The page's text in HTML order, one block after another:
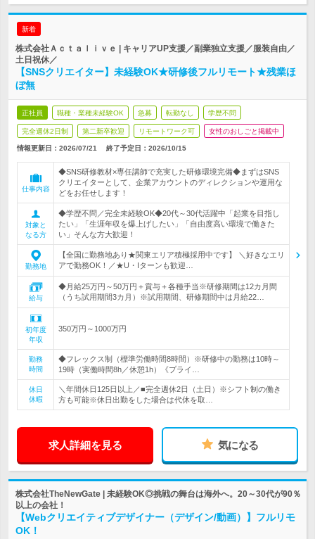
新着
株式会社Ａｃｔａｌｉｖｅ | キャリアUP支援／副業独立支援／服装自由／
土日祝休／
【SNSクリエイター】未経験OK★研修後フルリモート★残業ほ
ぼ無
正社員 職種・業種未経験OK 急募 転勤なし 学歴不問
完全週休2日制 第二新卒歓迎 リモートワーク可 女性のおしごと掲載中
情報更新日：2026/07/21 終了予定日： 2026/10/15
仕事内容
◆SNS研修教材×専任講師で充実した研修環境完備◆まずはSNS
クリエイターとして、企業アカウントのディレクションや運用な
どをお任せします！
対象と
なる方
◆学歴不問／完全未経験OK◆20代～30代活躍中「起業を目指し
たい」「生涯年収を爆上げしたい」「自由度高い環境で働きた
い」そんな方大歓迎！
勤務地
【全国に勤務地あり★関東エリア積極採用中です】 ＼好きなエリ
アで勤務OK！／★U・Iターンも歓迎…
給与
◆月給25万円～50万円＋賞与＋各種手当※研修期間は12カ月間
（うち試用期間3カ月）※試用期間、研修期間中は月給22…
初年度
年収
350万円～1000万円
勤務
時間
◆フレックス制（標準労働時間8時間）※研修中の勤務は10時～
19時（実働時間8h／休憩1h）《プライ…
休日
休暇
＼年間休日125日以上／■完全週休2日（土日）※シフト制の働き
方も可能※休日出勤をした場合は代休を取…
求人詳細を見る 気になる
株式会社TheNewGate | 未経験OK◎挑戦の舞台は海外へ。20～30代が90％
以上の会社！
【Webクリエイティブデザイナー（デザイン/動画）】フルリモ
OK！